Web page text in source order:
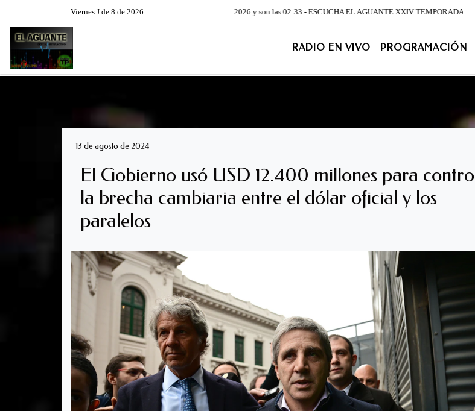
Viernes J de 8 de 2026Hoy es Viernes 7 de Agosto de 2026 y son las 02:33 - ESCUCHA EL AGUANTE XXIV TEMPORADA DE
PROGRAMACIÓN FOTOS ARCHIVO
RADIO EN VIVO PROGRAMACIÓN
13 de agosto de 2024
El Gobierno usó USD 12.400 millones para
la brecha cambiaria entre el dólar oficial y los
paralelos